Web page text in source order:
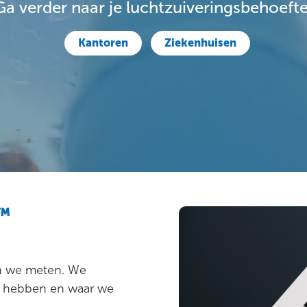
verder naar je
Kantoren Ziekenhuisen
meten. We
en waar we